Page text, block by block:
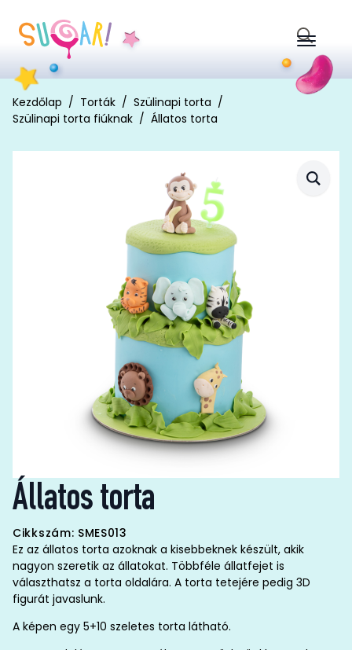
Search
for:
Kezdőlap Torták
Szülinapi torta
Szülinapi torta fiúknak
Állatos torta
Állatos torta
Cikkszám: SMES013
Ez az állatos torta azoknak a kisebbeknek készült, akik
nagyon szeretik az állatokat. Többféle állatfejet is
választhatsz a torta oldalára. A torta tetejére pedig 3D
figurát javaslunk.
A képen egy 5+10 szeletes torta látható.